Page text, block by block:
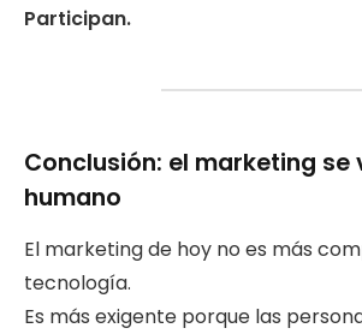
Participan.
Conclusión: el marketing se
humano
El marketing de hoy no es más
tecnología.
Es más exigente porque las